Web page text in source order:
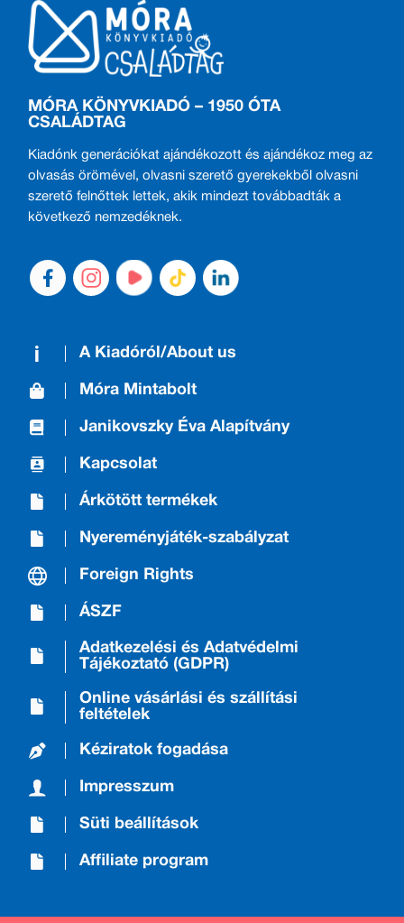
MÓRA KÖNYVKIADÓ – 1950 ÓTA
CSALÁDTAG
Kiadónk generációkat ajándékozott és ajándékoz meg az
olvasás örömével, olvasni szerető gyerekekből olvasni
szerető felnőttek lettek, akik mindezt továbbadták a
következő nemzedéknek.
A Kiadóról/About us
Móra Mintabolt
Janikovszky Éva Alapítvány
Kapcsolat
Árkötött termékek
Nyereményjáték-szabályzat
Foreign Rights
ÁSZF
Adatkezelési és Adatvédelmi
Tájékoztató (GDPR)
Online vásárlási és szállítási
feltételek
Kéziratok fogadása
Impresszum
Süti beállítások
Affiliate program